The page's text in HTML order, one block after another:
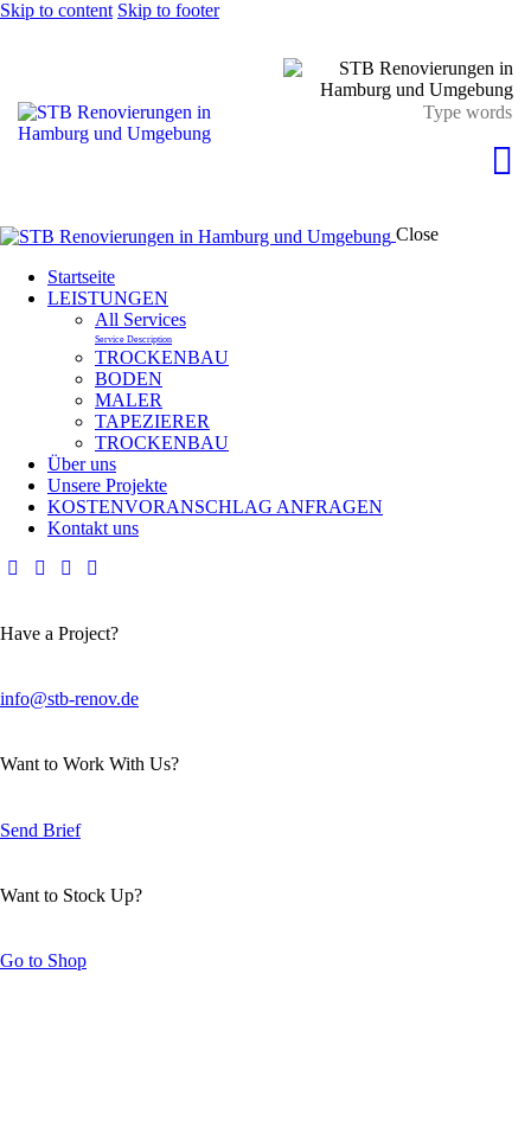
Skip to content Skip to footer
Close
Startseite
LEISTUNGEN
All Services
Service Description
TROCKENBAU
BODEN
MALER
TAPEZIERER
TROCKENBAU
Über uns
Unsere Projekte
KOSTENVORANSCHLAG ANFRAGEN
Kontakt uns
Have a Project?
info@stb-renov.de
Want to Work With Us?
Send Brief
Want to Stock Up?
Go to Shop